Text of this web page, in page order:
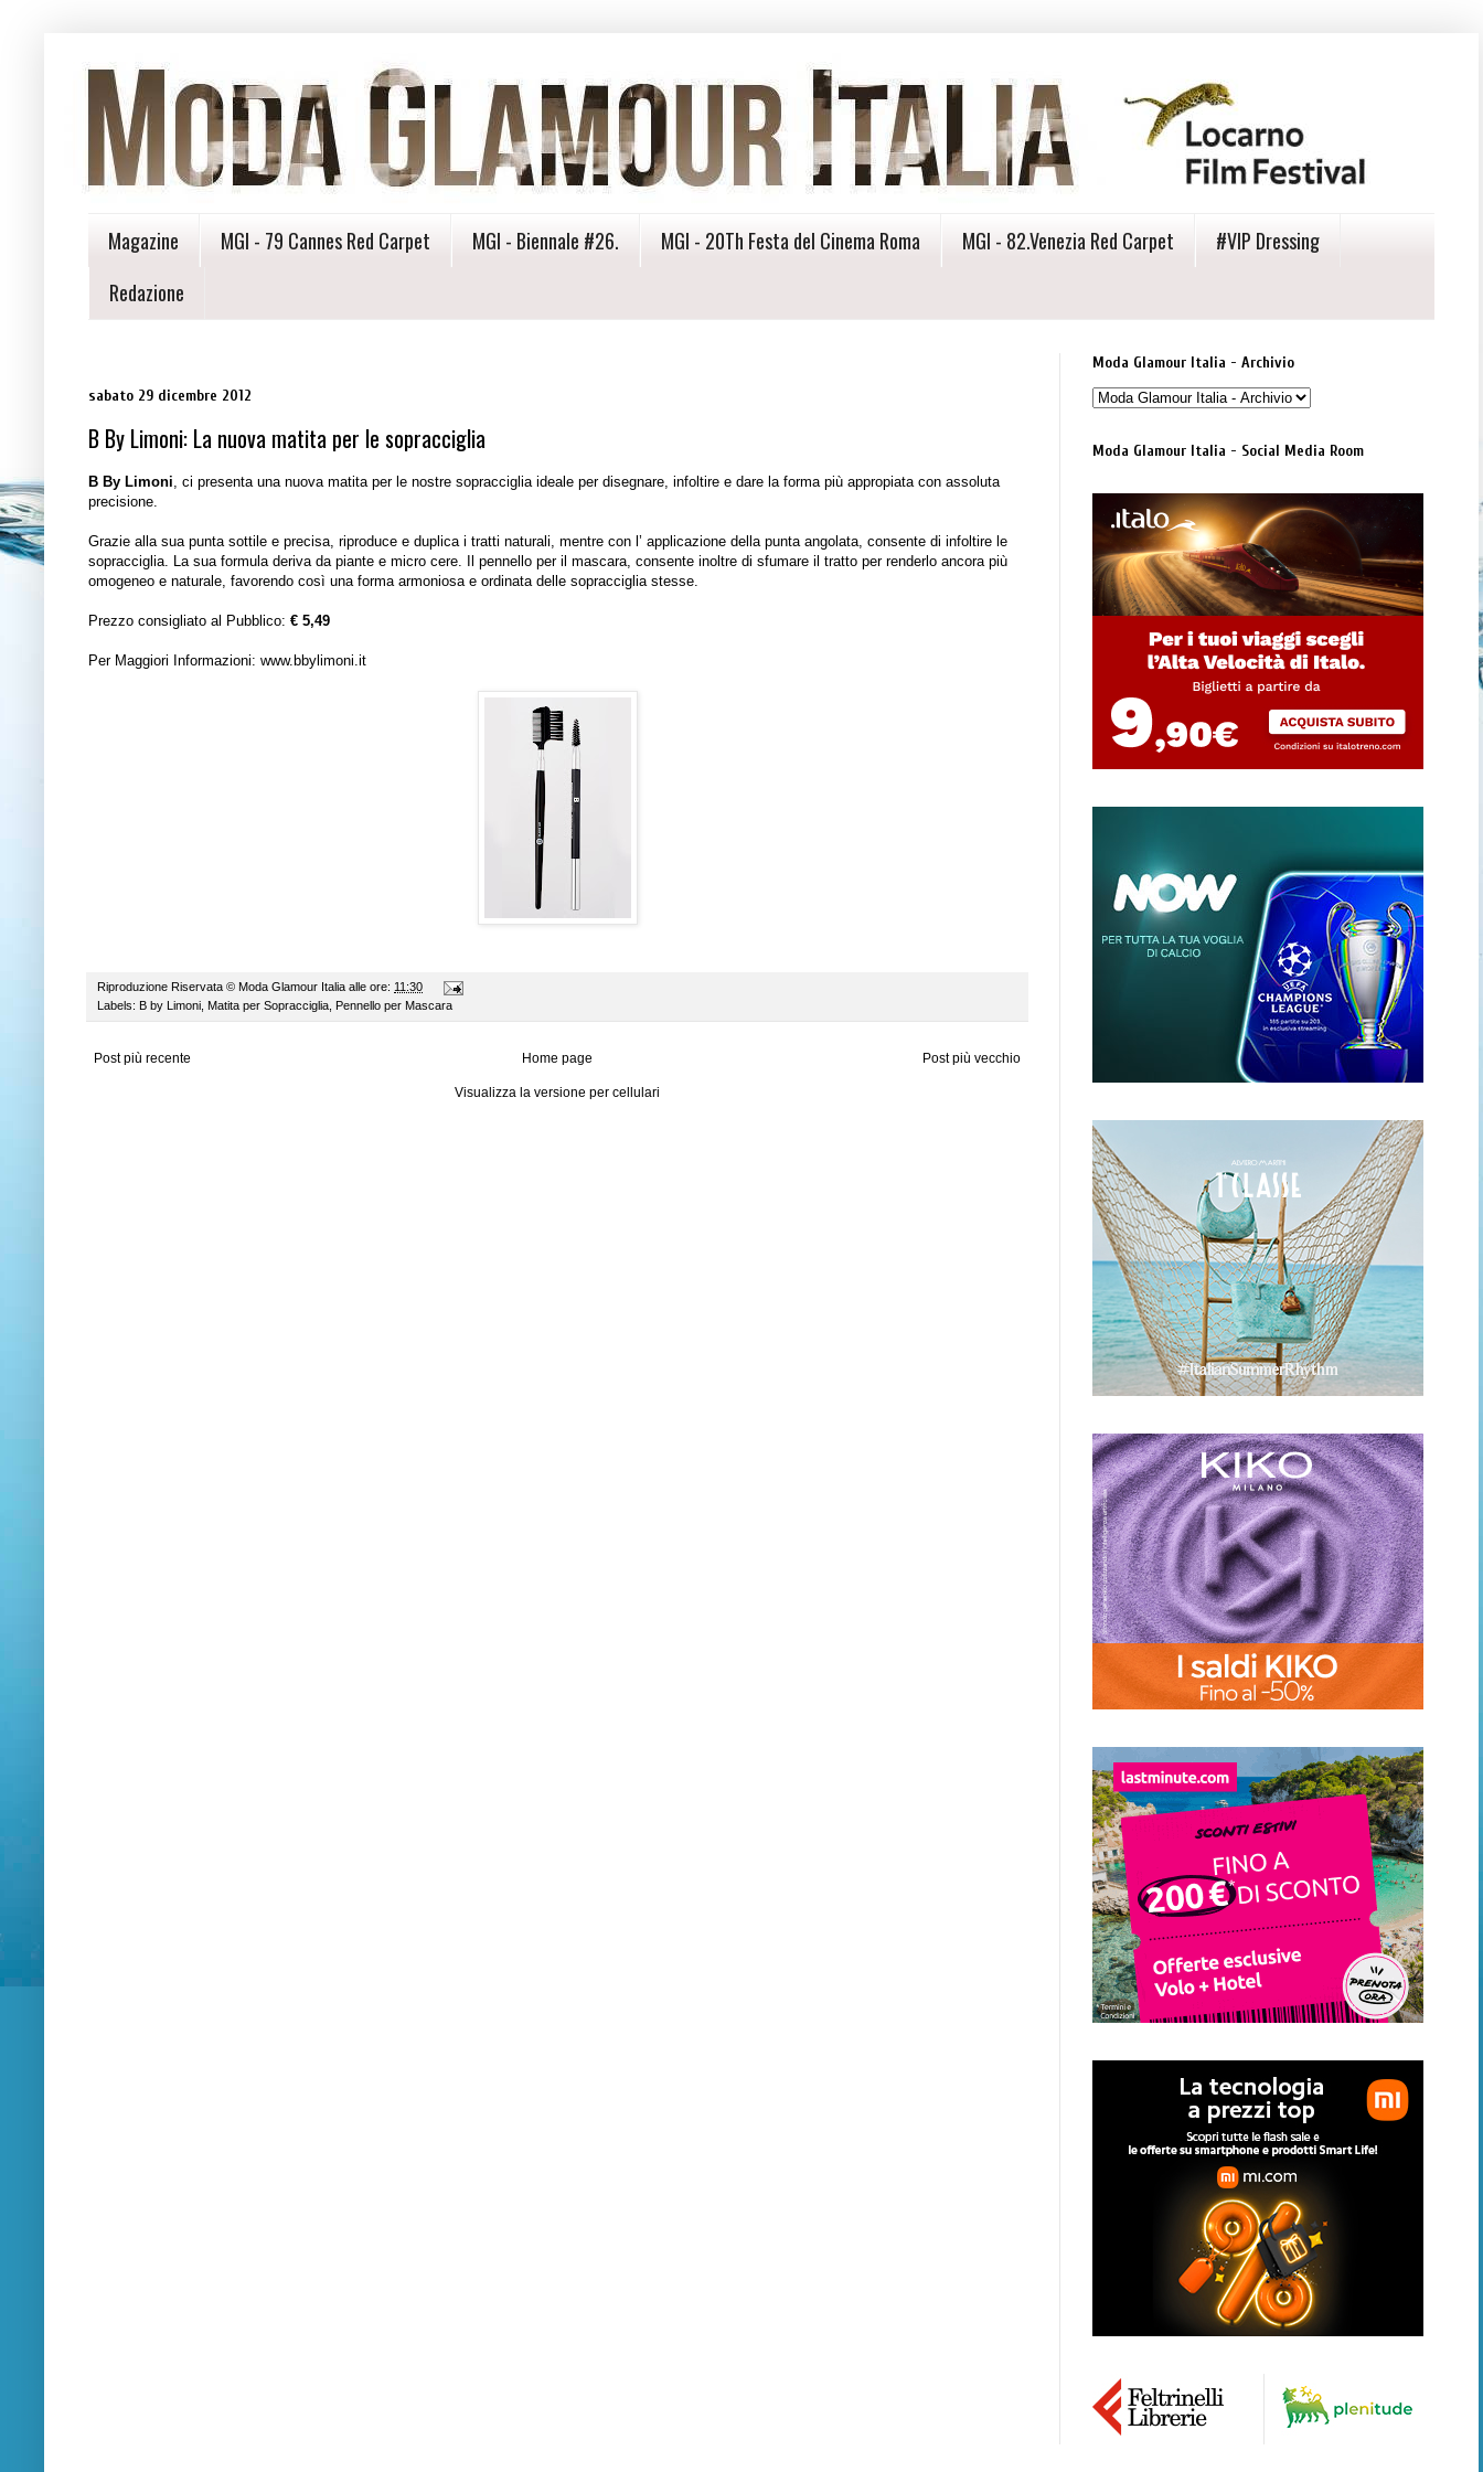
Magazine MGI - 79 Cannes Red Carpet MGI - Biennale #26. MGI - 20Th Festa del Cinema Roma MGI - 82.Venezia Red Carpet
#VIP Dressing
Redazione
sabato 29 dicembre 2012
B By Limoni: La nuova matita per le sopracciglia
B By Limoni, ci presenta una nuova matita per le nostre sopracciglia ideale per disegnare, infoltire e dare la forma più appropiata con assoluta
precisione.
Grazie alla sua punta sottile e precisa, riproduce e duplica i tratti naturali, mentre con l’ applicazione della punta angolata, consente di infoltire le
sopracciglia. La sua formula deriva da piante e micro cere. Il pennello per il mascara, consente inoltre di sfumare il tratto per renderlo ancora più
omogeneo e naturale, favorendo così una forma armoniosa e ordinata delle sopracciglia stesse.
Prezzo consigliato al Pubblico: € 5,49
Per Maggiori Informazioni: www.bbylimoni.it
Riproduzione Riservata © Moda Glamour Italia alle ore: 11:30
Labels: B by Limoni Matita per Sopracciglia Pennello per Mascara
Post più recente Post più vecchio
Home page
Visualizza la versione per cellulari
Moda Glamour Italia - Archivio
Moda Glamour Italia - Social Media Room